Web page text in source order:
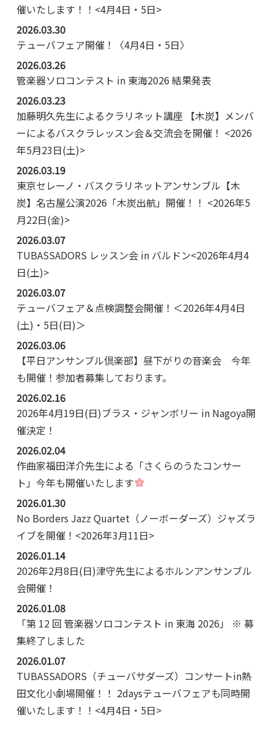
催いたします！！<4月4日・5日>
2026.03.30
テューバフェア開催！〈4月4日・5日〉
2026.03.26
管楽器ソロコンテスト in 東海2026 結果発表
2026.03.23
加藤明久先生によるクラリネット講座 【木炭】メンバ
ーによるバスクラレッスン会＆交流会を開催！ <2026
年5月23日(土)>
2026.03.19
東京セレーノ・バスクラリネットアンサンブル【木
炭】名古屋公演2026「木炭出航」開催！！ <2026年5
月22日(金)>
2026.03.07
TUBASSADORS レッスン会 in バルドン<2026年4月4
日(土)>
2026.03.07
テューバフェア＆点検調整会開催！＜2026年4月4日
(土)・5日(日)＞
2026.03.06
【平日アンサンブル倶楽部】昼下がりの音楽会 今年
も開催！参加者募集しております。
2026.02.16
2026年4月19日(日)ブラス・ジャンボリー in Nagoya開
催決定！
2026.02.04
作曲家福田洋介先生による「さくらのうたコンサー
ト」今年も開催いたします
2026.01.30
No Borders Jazz Quartet（ノーボーダーズ）ジャズラ
イブを開催！<2026年3月11日>
2026.01.14
2026年2月8日(日)津守先生によるホルンアンサンブル
会開催！
2026.01.08
「第 12 回 管楽器ソロコンテスト in 東海 2026」 ※ 募
集終了しました
2026.01.07
TUBASSADORS（チューバサダーズ）コンサートin熱
田文化小劇場開催！！ 2daysテューバフェアも同時開
催いたします！！<4月4日・5日>